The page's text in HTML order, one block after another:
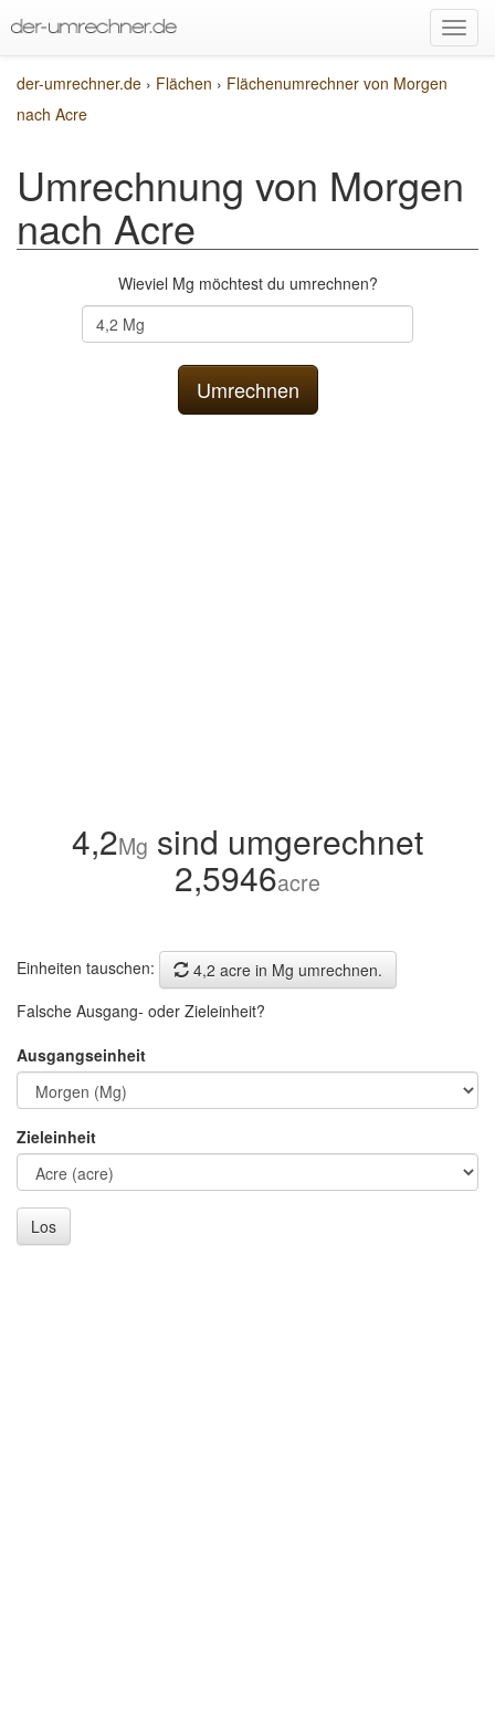
der-umrechner.de › Flächen › Flächenumrechner von Morgen
nach Acre
Umrechnung von Morgen
nach Acre
Wieviel Mg möchtest du umrechnen?
4,2Mg sind umgerechnet
2,5946acre
Einheiten tauschen:
4,2 acre in Mg umrechnen.
Falsche Ausgang- oder Zieleinheit?
Ausgangseinheit
Zieleinheit
Los